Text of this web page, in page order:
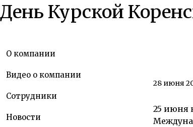
День Курской
28 июня
25 июня
О компании
Видео о компании
Сотрудники
Новости